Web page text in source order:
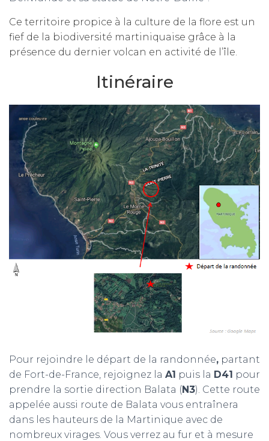
Ce territoire propice à la culture de la flore est un
fief de la biodiversité martiniquaise grâce à la
présence du dernier volcan en activité de l’île.
Itinéraire
Pour rejoindre le départ de la randonnée, partant
de Fort-de-France, rejoignez la A1 puis la D41 pour
prendre la sortie direction Balata (N3). Cette route
appelée aussi route de Balata vous entraînera
dans les hauteurs de la Martinique avec de
nombreux virages. Vous verrez au fur et à mesure